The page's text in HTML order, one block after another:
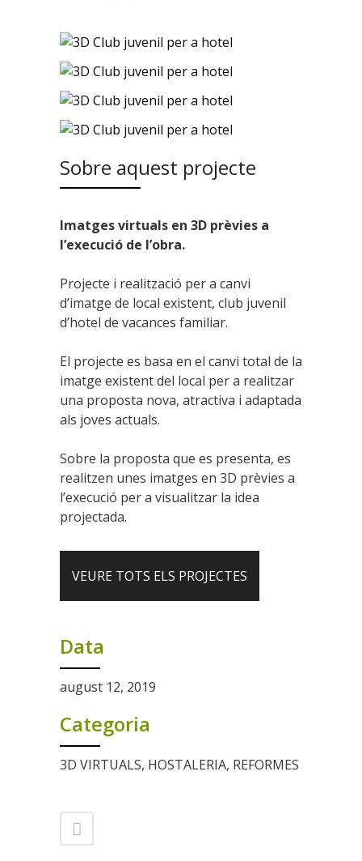
Sobre aquest projecte
Imatges virtuals en 3D prèvies a
l’execució de l’obra.
Projecte i realització per a canvi
d’imatge de local existent, club juvenil
d’hotel de vacances familiar.
El projecte es basa en el canvi total de la
imatge existent del local per a realitzar
una proposta nova, atractiva i adaptada
als joves actuals.
Sobre la proposta que es presenta, es
realitzen unes imatges en 3D prèvies a
l’execució per a visualitzar la idea
projectada.
VEURE TOTS ELS PROJECTES
Data
august 12, 2019
Categoria
3D VIRTUALS, HOSTALERIA, REFORMES